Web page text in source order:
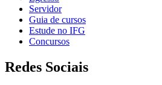
Servidor
Guia de cursos
Estude no IFG
Concursos
Redes Sociais